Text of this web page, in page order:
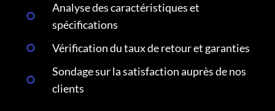
Analyse des caractéristiques et
spécifications
Vérification du taux de retour et garanties
Sondage sur la satisfaction auprès de nos
clients